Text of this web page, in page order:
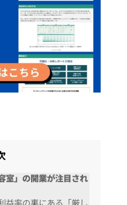
室」の開業が注目され
益率の裏にある「厳し